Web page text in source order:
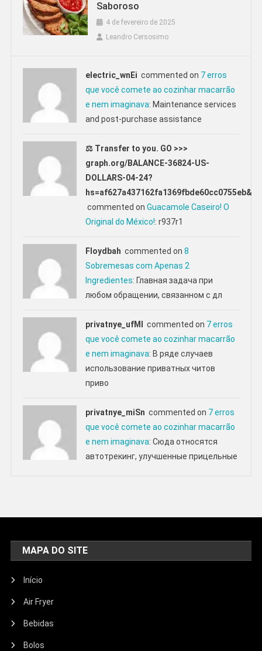
Saboroso
4 de fevereiro de 2025
Leandro Cersosimo
electric_wnEi commented on 7 erros
que você comete ao cozinhar macarrão
e nem imaginava: Maintenance services
and post-purchase assistance
⚖ Transfer to you. GO >>>
graph.org/BALANCE-36824-US-
DOLLARS-04-24?
hs=af627a437162fa1369fbde60cc0755eb&
commented onGuacamole Caseiro! O
Original do México!: r937r1
Floydbah commented on8
Sobremesas com Apenas 2
Ingredientes: Главная задача при
любом обращении, связанном с дл
privatnye_ufMl commented on 7 erros
que você comete ao cozinhar macarrão
e nem imaginava: В ряде случаев
использование приватных читов
приво
privatnye_miSn commented on 7 erros
que você comete ao cozinhar macarrão
e nem imaginava: Сюда относятся
автотрекинг, улучшенные прицельные
MAPA DO SITE
Início
Air Fryer
Bebidas
Bolos